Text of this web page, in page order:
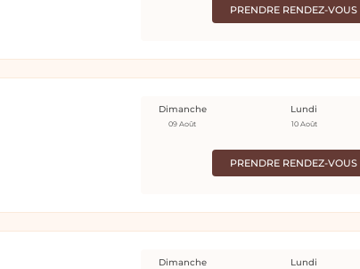
PRENDRE RENDEZ-VOUS
PRENDRE RENDEZ-VOUS
Dimanche
09 Août
Lundi
10 Août
Dimanche Lundi